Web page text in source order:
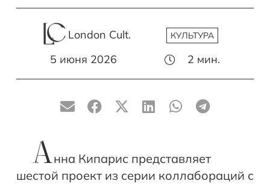
London Cult. КУЛЬТУРА
5 июня 2026 2 мин.
Анна Кипарис представляет
шестой проект из серии коллабораций с